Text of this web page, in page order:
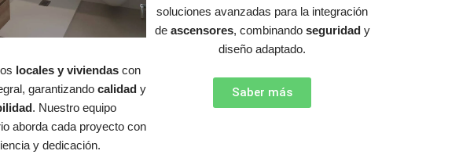
locales y viviendascon
garantizando calidady
. Nuestro equipo
aborda cada proyecto con
y dedicación.
soluciones avanzadas para la integración
de ascensores, combinando seguridady
diseño adaptado.
Saber más